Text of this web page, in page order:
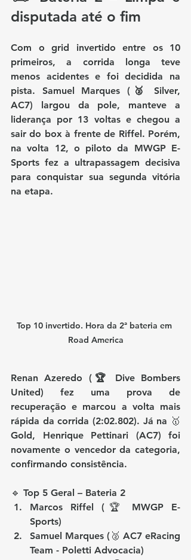
disputada até o fim
Com o grid invertido entre os 10
primeiros, a corrida longa teve
menos acidentes e foi decidida na
pista. Samuel Marques (🥈 Silver,
AC7) largou da pole, manteve a
liderança por 13 voltas e chegou a
sair do box à frente de Riffel. Porém,
na volta 12, o piloto da MWGP E-
Sports fez a ultrapassagem decisiva
para conquistar sua segunda vitória
na etapa.
Top 10 invertido. Hora da 2ª bateria em
Road America
Renan Azeredo (🏆 Dive Bombers
United) fez uma prova de
recuperação e marcou a volta mais
rápida da corrida (2:02.802). Já na 🥇
Gold, Henrique Pettinari (AC7) foi
novamente o vencedor da categoria,
confirmando consistência.
🔹 Top 5 Geral – Bateria 2
Marcos Riffel (🏆 MWGP E-
Sports)
Samuel Marques (🥈 AC7 eRacing
Team - Poletti Advocacia)